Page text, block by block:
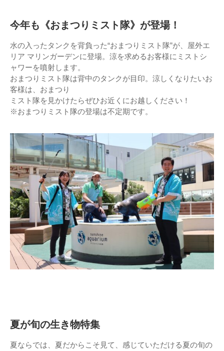
今年も《おまつりミスト隊》が登場！
水の入ったタンクを背負った“おまつりミスト隊”が、屋外エ
リア マリンガーデンに登場。涼を求めるお客様にミストシ
ャワーを噴射します。
おまつりミスト隊は背中のタンクが目印。涼しくなりたいお
客様は、おまつり
ミスト隊を見かけたらぜひお近くにお越しください！
※おまつりミスト隊の登場は不定期です。
夏が旬の生き物特集
夏ならでは、夏だからこそ見て、感じていただける夏の旬の